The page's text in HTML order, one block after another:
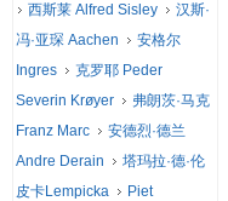
西斯莱 Alfred Sisley
汉斯·
冯·亚琛 Aachen
安格尔
Ingres
克罗耶 Peder
Severin Krøyer
弗朗茨·马克
Franz Marc
安德烈·德兰
Andre Derain
塔玛拉·德·伦
皮卡Lempicka
Piet